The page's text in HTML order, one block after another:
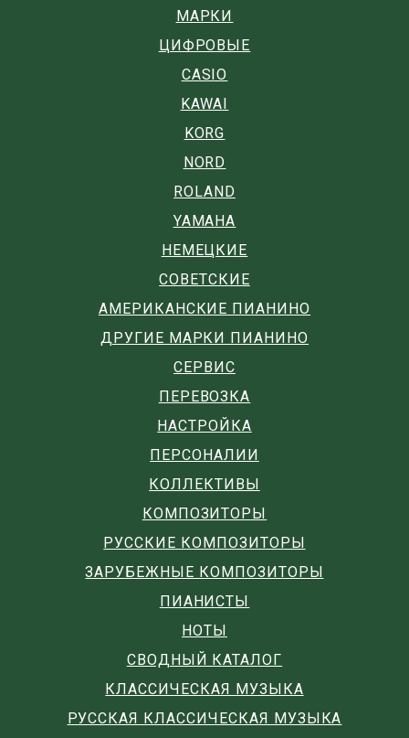
МАРКИ
ЦИФРОВЫЕ
CASIO
KAWAI
KORG
NORD
ROLAND
YAMAHA
НЕМЕЦКИЕ
СОВЕТСКИЕ
АМЕРИКАНСКИЕ ПИАНИНО
ДРУГИЕ МАРКИ ПИАНИНО
СЕРВИС
ПЕРЕВОЗКА
НАСТРОЙКА
ПЕРСОНАЛИИ
КОЛЛЕКТИВЫ
КОМПОЗИТОРЫ
РУССКИЕ КОМПОЗИТОРЫ
ЗАРУБЕЖНЫЕ КОМПОЗИТОРЫ
ПИАНИСТЫ
НОТЫ
СВОДНЫЙ КАТАЛОГ
КЛАССИЧЕСКАЯ МУЗЫКА
РУССКАЯ КЛАССИЧЕСКАЯ МУЗЫКА